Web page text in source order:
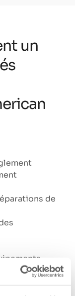
un
de